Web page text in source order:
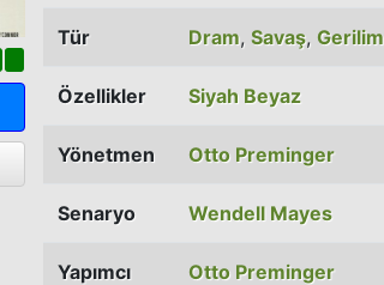
Tür Dram, Savaş, Gerilim
Özellikler Siyah Beyaz
Yönetmen Otto Preminger
Senaryo Wendell Mayes
Yapımcı Otto Preminger